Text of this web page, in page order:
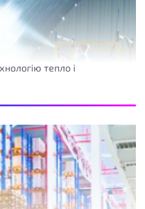
тепло і